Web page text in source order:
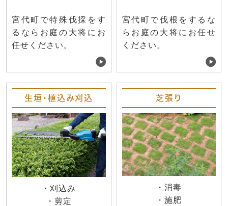
宮代町で特殊伐採をす
るならお庭の大将にお
任せください。
宮代町で伐根をするな
らお庭の大将にお任せ
ください。
生垣・植込み刈込
・刈込み
・剪定
芝張り
・消毒
・施肥